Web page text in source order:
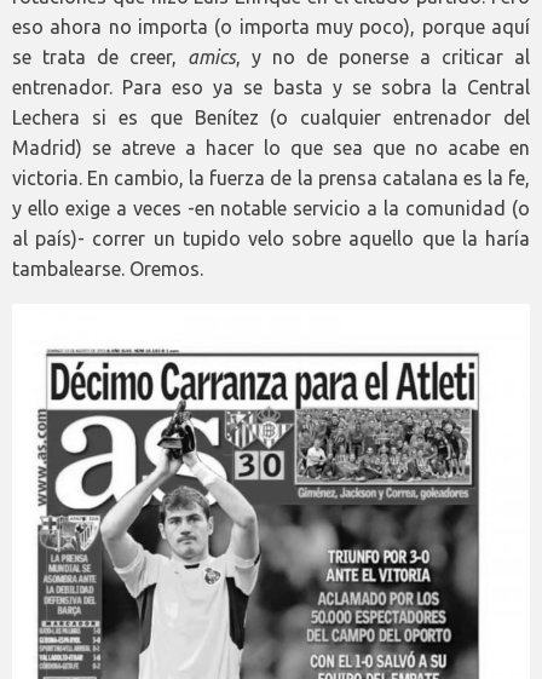
eso ahora no importa (o importa muy poco), porque aquí
se trata de creer, amics, y no de ponerse a criticar al
entrenador. Para eso ya se basta y se sobra la Central
Lechera si es que Benítez (o cualquier entrenador del
Madrid) se atreve a hacer lo que sea que no acabe en
victoria. En cambio, la fuerza de la prensa catalana es la fe,
y ello exige a veces -en notable servicio a la comunidad (o
al país)- correr un tupido velo sobre aquello que la haría
tambalearse. Oremos.